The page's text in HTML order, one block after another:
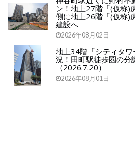
ン！地上27階「(仮称)
側に地上26階「(仮称)
建設へ
2026年08月02日
地上34階「シティタ
況！田町駅徒歩圏の分
（2026.7.20）
2026年08月01日